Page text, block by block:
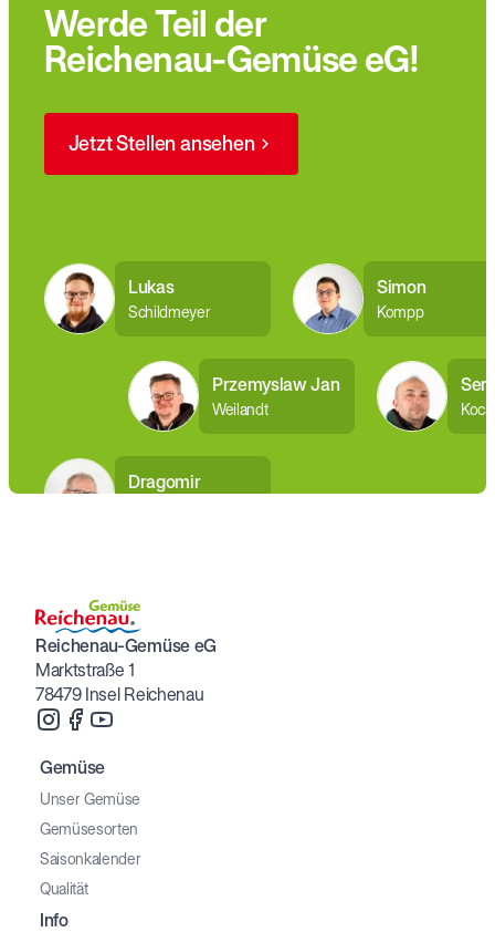
Werde Teil der
Reichenau-Gemüse eG!
Jetzt Stellen ansehen
Lukas
Schildmeyer
Simon
Kompp
Przemyslaw Jan
Weilandt
Dragomir
Reichenau-Gemüse eG
Marktstraße 1
78479 Insel Reichenau
Gemüse
Unser Gemüse
Gemüsesorten
Saisonkalender
Qualität
Info